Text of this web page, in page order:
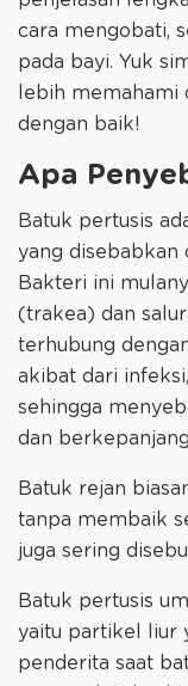
cara mengobati,
pada bayi. Yuk
lebih memahami
dengan baik!
Apa
Batuk pertusis
yang disebabkan
Bakteri ini
(trakea) dan
terhubung
akibat dari
sehingga
dan
Batuk rejan
tanpa membaik
juga sering
Batuk pertusis
yaitu partikel liur
penderita saat